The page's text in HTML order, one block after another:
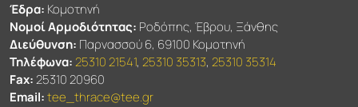
Έδρα: Κομοτηνή
Νομοί Αρμοδιότητας: Ροδόπης, Έβρου, Ξάνθης
Διεύθυνση: Παρνασσού 6, 69100 Κομοτηνή
Τηλέφωνα:25310 21541,25310 35313,25310 35314
Fax:25310 20960
Email:tee_thrace@tee.gr